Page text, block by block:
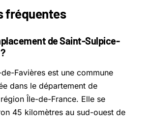
fréquentes
de Saint-Sulpice-
Favières est une commune
dans le département de
région Île-de-France. Elle se
45 kilomètres au sud-ouest de